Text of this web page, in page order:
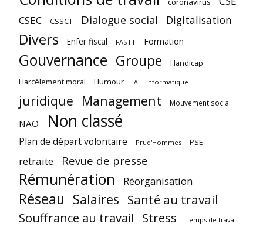
CSEC CSSCT Dialogue social Digitalisation
Divers Enfer fiscal FASTT Formation
Gouvernance Groupe Handicap
Harcèlement moral Humour IA Informatique
juridique Management Mouvement social
NAO Non classé
Plan de départ volontaire Prud'Hommes PSE
retraite Revue de presse
Rémunération Réorganisation
Réseau Salaires Santé au travail
Souffrance au travail Stress Temps de travail